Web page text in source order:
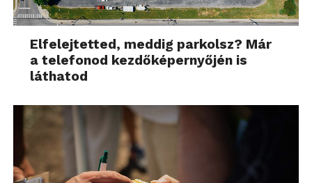
Elfelejtetted, meddig parkolsz? Már
a telefonod kezdőképernyőjén is
láthatod